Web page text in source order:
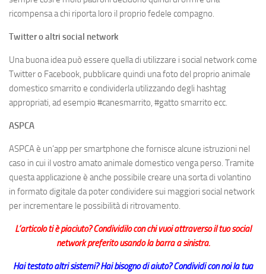
ricompensa a chi riporta loro il proprio fedele compagno.
Twitter o altri social network
Una buona idea può essere quella di utilizzare i social network come
Twitter o Facebook, pubblicare quindi una foto del proprio animale
domestico smarrito e condividerla utilizzando degli hashtag
appropriati, ad esempio #canesmarrito, #gatto smarrito ecc.
ASPCA
ASPCA è un’app per smartphone che fornisce alcune istruzioni nel
caso in cui il vostro amato animale domestico venga perso. Tramite
questa applicazione è anche possibile creare una sorta di volantino
in formato digitale da poter condividere sui maggiori social network
per incrementare le possibilità di ritrovamento.
L’articolo ti è piaciuto? Condividilo con chi vuoi attraverso il tuo social
network preferito usando la barra a sinistra.
Hai testato altri sistemi? Hai bisogno di aiuto? Condividi con noi la tua